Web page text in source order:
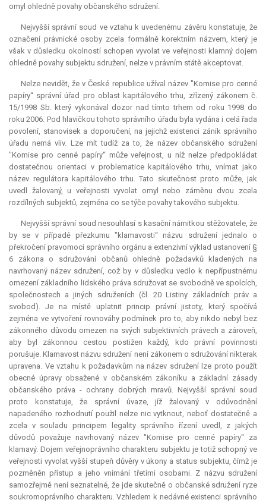
omyl ohledně povahy občanského sdružení.
Nejvyšší správní soud ve vztahu k uvedenému závěru konstatuje, že
označení právnické osoby zcela formálně korektním názvem, který je
však v důsledku okolností schopen vyvolat ve veřejnosti klamný dojem
ohledně povahy subjektu sdružení, nelze v právním státě akceptovat.
Nelze nevidět, že v České republice užíval název "Komise pro cenné
papíry“ správní úřad pro oblast kapitálového trhu, zřízený zákonem č.
15/1998 Sb. který vykonával dozor nad tímto trhem od roku 1998 do
roku 2006. Pod hlavičkou tohoto správního úřadu byla vydána i celá řada
povolení, stanovisek a doporučení, na jejichž existenci zánik správního
úřadu nemá vliv. Lze mít tudíž za to, že název občanského sdružení
"Komise pro cenné papíry“ může veřejnost, u níž nelze předpokládat
dostatečnou orientaci v problematice kapitálového trhu, vnímat jako
název regulátora kapitálového trhu. Tato skutečnost proto může, jak
uvedl žalovaný, u veřejnosti vyvolat omyl nebo záměnu dvou zcela
rozdílných subjektů, zejména co se týče povahy takového subjektu.
Nejvyšší správní soud nesouhlasí s kasační námitkou stěžovatele, že
by se v případě přezkumu "klamavosti“ názvu sdružení jednalo o
překročení pravomoci správního orgánu a extenzivní výklad ustanovení §
6 zákona o sdružování občanů ohledně požadavků kladených na
navrhovaný název sdružení, což by v důsledku vedlo k nepřípustnému
omezení základního lidského práva sdružovat se svobodně ve spolcích,
společnostech a jiných sdruženích (čl. 20 Listiny základních práv a
svobod). Je na místě uplatnit princip právní jistoty, který spočívá
zejména ve vytvoření rovnováhy podmínek pro to, aby nikdo nebyl bez
zákonného důvodu omezen na svých subjektivních právech a zároveň,
aby byl zákonnou cestou postižen každý, kdo právní povinnosti
porušuje. Klamavost názvu sdružení není zákonem o sdružování nikterak
upravena. Ve vztahu k požadavkům na název sdružení lze proto použít
obecné úpravy obsažené v občanském zákoníku a základní zásady
občanského práva - ochrany dobrých mravů. Nejvyšší správní soud
proto konstatuje, že správní úvaze, jíž žalovaný v odůvodnění
napadeného rozhodnutí použil nelze nic vytknout, neboť dostatečně a
zcela v souladu principem legality správního řízení uvedl, z jakých
důvodů považuje navrhovaný název "Komise pro cenné papíry“ za
klamavý. Dojem veřejnoprávního charakteru subjektu je totiž schopný ve
veřejnosti vyvolat vyšší stupeň důvěry v úkony a statussubjektu, čímž je
pozměněn přístup a jeho vnímání třetími osobami. Z názvu sdružení
samozřejmě není seznatelné, že jde skutečně o občanské sdružení ryze
soukromoprávního charakteru. Vzhledem k nedávné existenci správního